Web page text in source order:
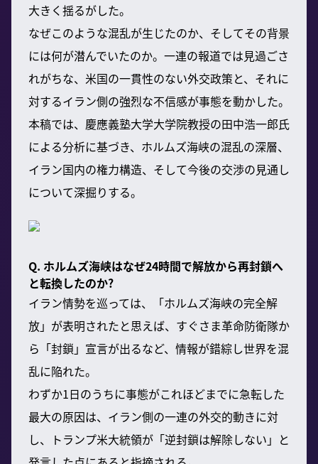
大きく揺るがした。
なぜこのような混乱が生じたのか、そしてその背景
には何が潜んでいたのか。一連の報道では見過ごさ
れがちな、米国の一貫性のない外交政策と、それに
対するイラン側の強烈な不信感が事態を動かした。
本稿では、慶應義塾大学大学院教授の田中浩一郎氏
による分析に基づき、ホルムズ海峡の混乱の深層、
イラン国内の権力構造、そして今後の交渉の見通し
について深掘りする。
Q. ホルムズ海峡はなぜ24時間で解放から再封鎖へ
と転換したのか?
イラン情勢を巡っては、「ホルムズ海峡の完全解
放」が表明されたと思えば、すぐさま革命防衛隊か
ら「封鎖」宣言が出るなど、情報が錯綜し世界を混
乱に陥れた。
わずか1日のうちに事態がこれほどまでに急転した
最大の原因は、イラン側の一連の外交的動きに対
し、トランプ米大統領が「逆封鎖は解除しない」と